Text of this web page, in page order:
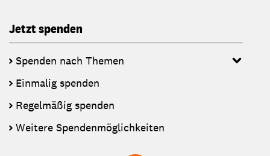
Jetzt spenden
Spenden nach Themen
Einmalig spenden
Regelmäßig spenden
Weitere Spendenmöglichkeiten